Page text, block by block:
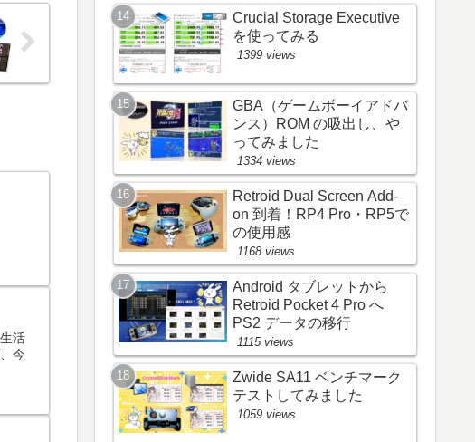
活
今
Crucial Storage Executive
を使ってみる
1399 views
GBA（ゲームボーイアドバ
ンス）ROM の吸出し、や
ってみました
1334 views
Retroid Dual Screen Add-
on 到着！RP4 Pro・RP5で
の使用感
1168 views
Android タブレットから
Retroid Pocket 4 Pro へ
PS2 データの移行
1115 views
Zwide SA11 ベンチマーク
テストしてみました
1059 views